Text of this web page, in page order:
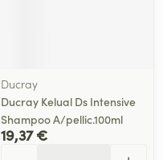
Ducray
Ducray Kelual Ds Intensive
Shampoo A/pellic.100ml
19,37 €